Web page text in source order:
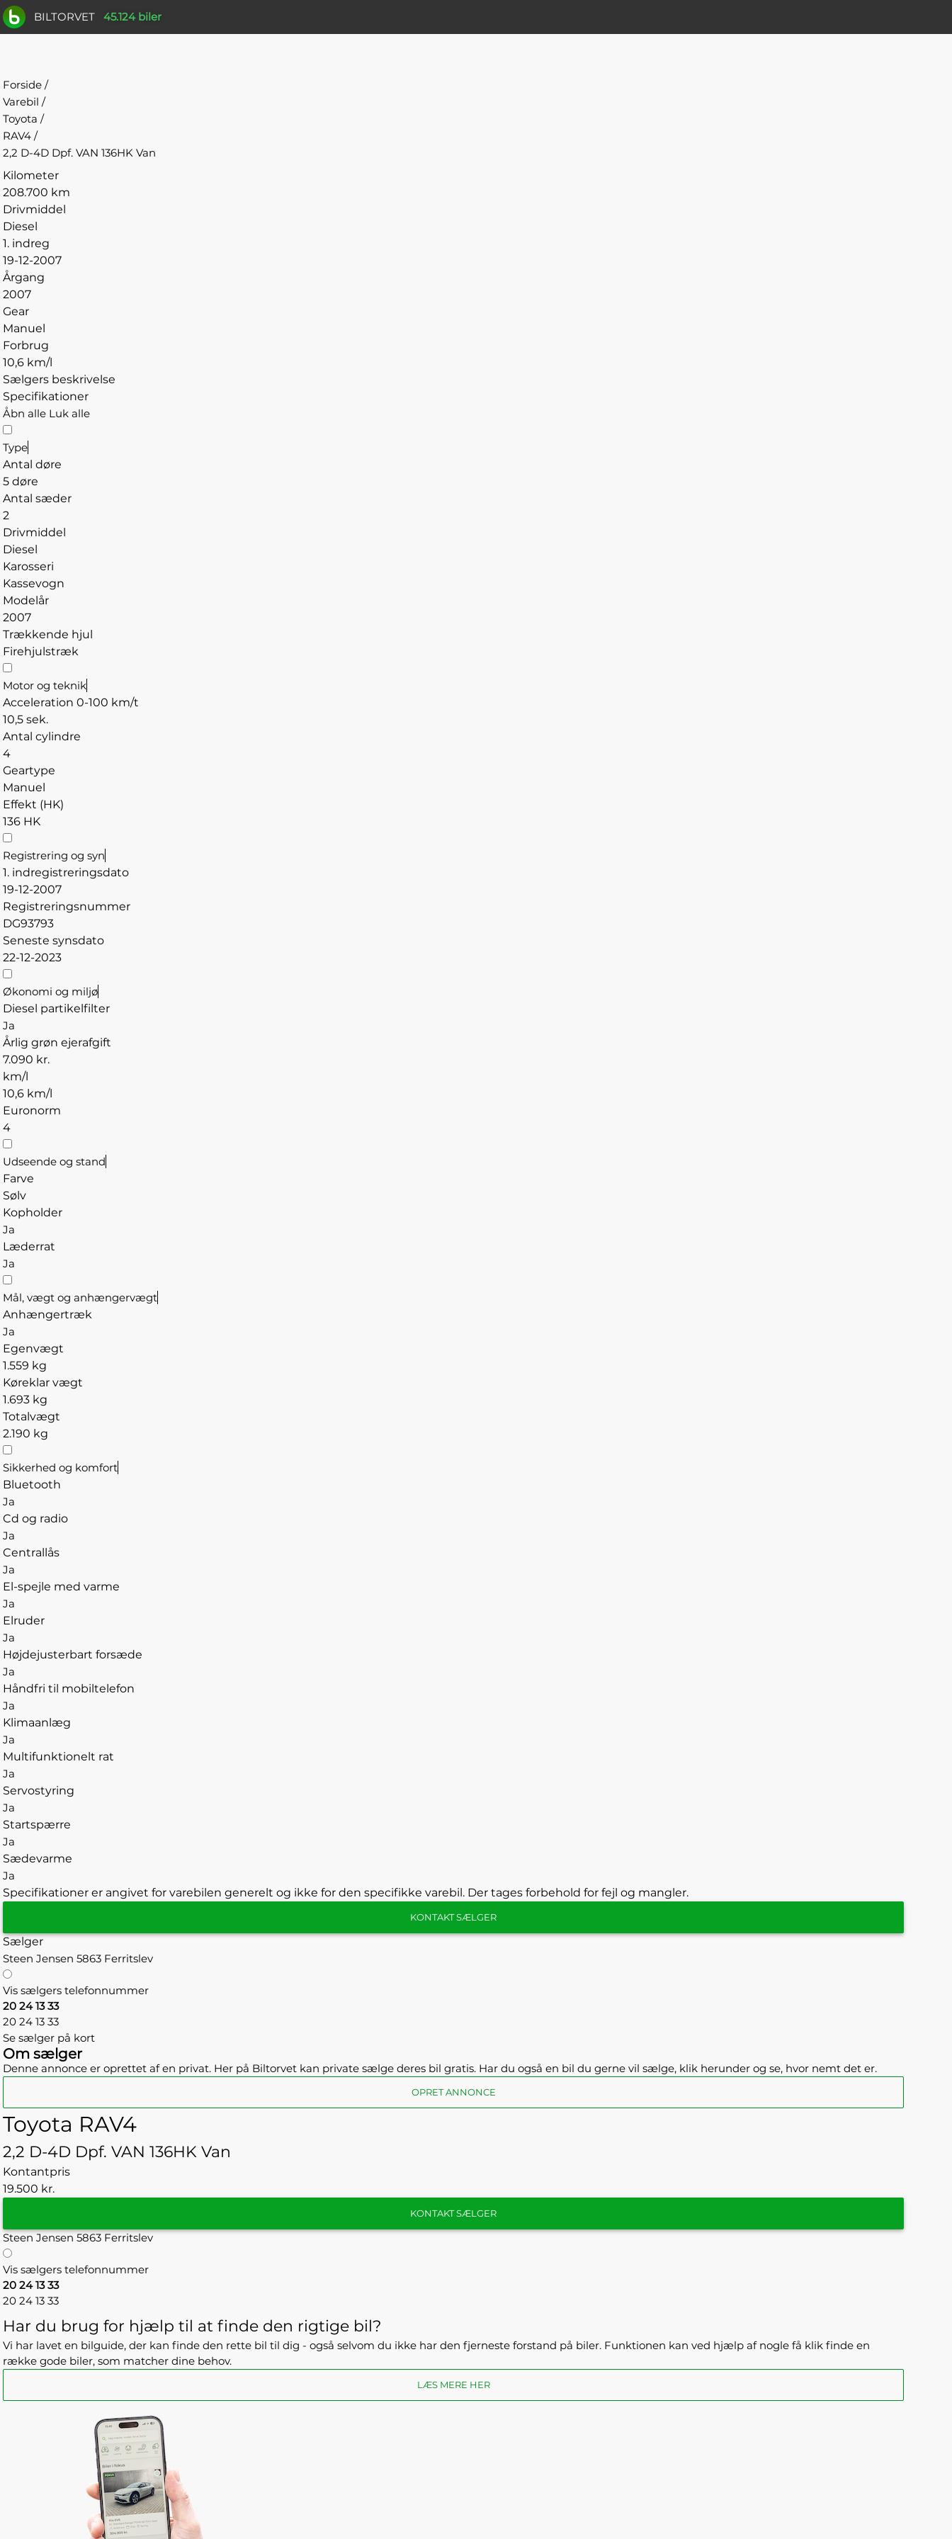
BILTORVET 45.124 biler
Forside /
Varebil /
Toyota /
RAV4 /
2,2 D-4D Dpf. VAN 136HK Van
Kilometer
208.700 km
Drivmiddel
Diesel
1. indreg
19-12-2007
Årgang
2007
Gear
Manuel
Forbrug
10,6 km/l
Sælgers beskrivelse
Specifikationer
Åbn alle Luk alle
Type
Antal døre
5 døre
Antal sæder
2
Drivmiddel
Diesel
Karosseri
Kassevogn
Modelår
2007
Trækkende hjul
Firehjulstræk
Motor og teknik
Acceleration 0-100 km/t
10,5 sek.
Antal cylindre
4
Geartype
Manuel
Effekt (HK)
136 HK
Registrering og syn
1. indregistreringsdato
19-12-2007
Registreringsnummer
DG93793
Seneste synsdato
22-12-2023
Økonomi og miljø
Diesel partikelfilter
Ja
Årlig grøn ejerafgift
7.090 kr.
km/l
10,6 km/l
Euronorm
4
Udseende og stand
Farve
Sølv
Kopholder
Ja
Læderrat
Ja
Mål, vægt og anhængervægt
Anhængertræk
Ja
Egenvægt
1.559 kg
Køreklar vægt
1.693 kg
Totalvægt
2.190 kg
Sikkerhed og komfort
Bluetooth
Ja
Cd og radio
Ja
Centrallås
Ja
El-spejle med varme
Ja
Elruder
Ja
Højdejusterbart forsæde
Ja
Håndfri til mobiltelefon
Ja
Klimaanlæg
Ja
Multifunktionelt rat
Ja
Servostyring
Ja
Startspærre
Ja
Sædevarme
Ja
Specifikationer er angivet for varebilen generelt og ikke for den specifikke varebil. Der tages forbehold for fejl og mangler.
KONTAKT SÆLGER
Sælger
Steen Jensen 5863 Ferritslev
Vis sælgers telefonnummer
20 24 13 33
20 24 13 33
Se sælger på kort
Om sælger
Denne annonce er oprettet af en privat. Her på Biltorvet kan private sælge deres bil gratis. Har du også en bil du gerne vil sælge, klik herunder og se, hvor nemt det er.
OPRET ANNONCE
Toyota RAV4
2,2 D-4D Dpf. VAN 136HK Van
Kontantpris
19.500 kr.
KONTAKT SÆLGER
Steen Jensen 5863 Ferritslev
Vis sælgers telefonnummer
20 24 13 33
20 24 13 33
Har du brug for hjælp til at finde den rigtige bil?
Vi har lavet en bilguide, der kan finde den rette bil til dig - også selvom du ikke har den fjerneste forstand på biler. Funktionen kan ved hjælp af nogle få klik finde en
række gode biler, som matcher dine behov.
LÆS MERE HER